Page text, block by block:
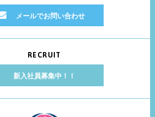
メールでお問い合わせ
RECRUIT
新入社員募集中！！